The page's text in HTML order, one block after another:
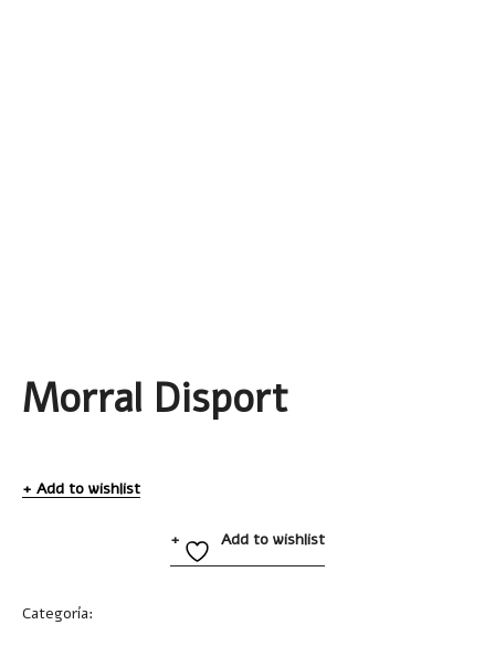
Morral Disport
Add to wishlist
Add to wishlist
Categoría: